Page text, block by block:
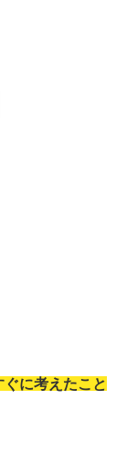
ぐに考えたこと